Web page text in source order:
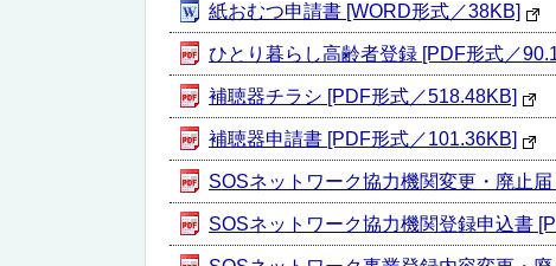
紙おむつ申請書 [WORD形式／38KB]
ひとり暮らし高齢者登録 [PDF形式／
補聴器チラシ [PDF形式／518.48KB]
補聴器申請書 [PDF形式／101.36KB]
SOSネットワーク協力機関変更・廃止
SOSネットワーク協力機関登録申込書